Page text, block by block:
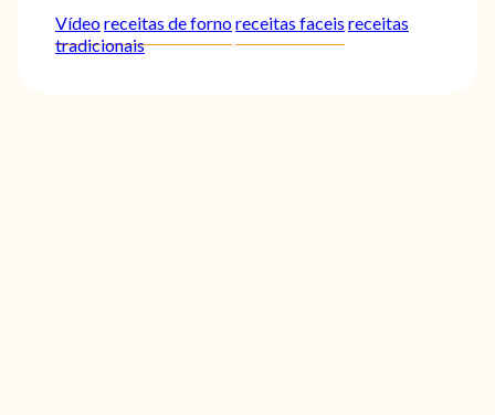
Vídeoreceitas de fornoreceitas faceis receitas
tradicionais